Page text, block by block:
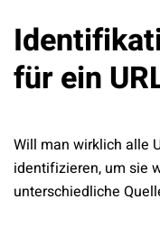
für ein
Will man wirklich alle
identifizieren, um sie
unterschiedliche